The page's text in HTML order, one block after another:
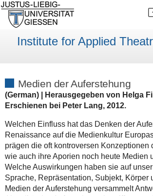
Institute for Applied
Medien der Auferstehung
(German) | Herausgegeben von Helga
Erschienen bei Peter Lang, 2012.
Welchen Einfluss hat das Denken der
Renaissance auf die Medienkultur
prägen die oft kontroversen Konzeptionen
wie auch ihre Aporien noch heute Medien
Welche Auswirkungen haben sie auf
Sprache, Repräsentation, Subjekt, Körper
Medien der Auferstehung versammelt